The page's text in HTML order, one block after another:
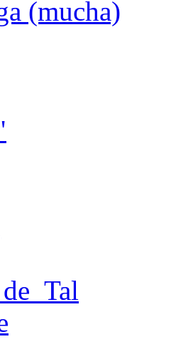
(mucha)